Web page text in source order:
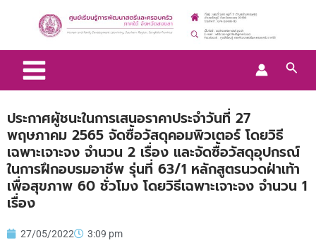
Main
Menu
ประกาศผู้ชนะในการเสนอราคาประจำวันที่ 27
พฤษภาคม 2565 จัดซื้อวัสดุคอมพิวเตอร์ โดยวิธี
เฉพาะเจาะจง จำนวน 2 เรื่อง และจัดซื้อวัสดุอุปกรณ์
ในการฝึกอบรมอาชีพ รุ่นที่ 63/1 หลักสูตรนวดฝ่าเท้า
เพื่อสุขภาพ 60 ชั่วโมง โดยวิธีเฉพาะเจาะจง จำนวน 1
เรื่อง
27/05/2022 3:09 pm